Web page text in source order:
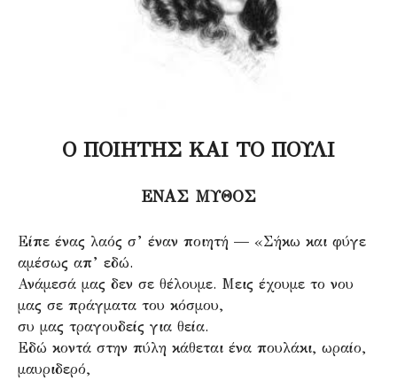
Ο ΠΟΙΗΤΗΣ ΚΑΙ ΤΟ ΠΟΥΛΙ
ΕΝΑΣ ΜΥΘΟΣ
Είπε ένας λαός σ’ έναν ποιητή — «Σήκω και φύγε
αμέσως απ’ εδώ.
Ανάμεσά μας δεν σε θέλουμε. Μεις έχουμε το νου
μας σε πράγματα του κόσμου,
συ μας τραγουδείς για θεία.
Εδώ κοντά στην πύλη κάθεται ένα πουλάκι, ωραίο,
μαυριδερό,